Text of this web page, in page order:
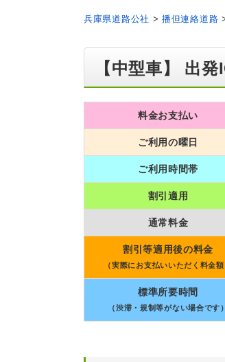
兵庫県道路公社 >播但連絡道路
【中型車】 出
料金お支払い
ご利用の曜日
ご利用時間帯
割引適用
通常料金
割引等適用後の料金
（実際にお支払いいただく料金額
標準所要時間
（渋滞・規制等がない場合です）